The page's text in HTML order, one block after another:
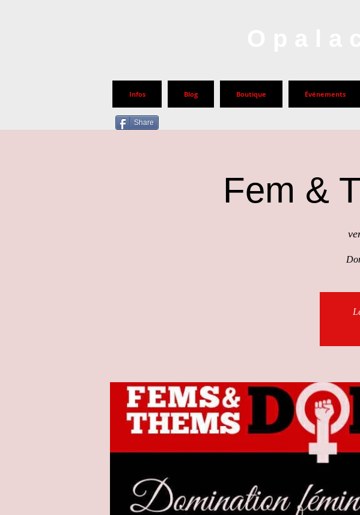
Infos Blog Boutique Événements
Share
Fem &